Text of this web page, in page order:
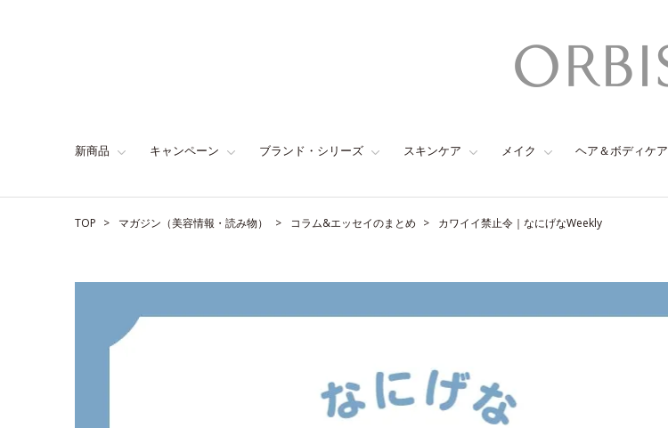
新商品 キャンペーン ブランド・シリーズ スキンケア メイク ヘア＆ボディケア
TOP マガジン（美容情報・読み物） コラム&エッセイのまとめ カワイイ禁止令｜なにげなWeekly